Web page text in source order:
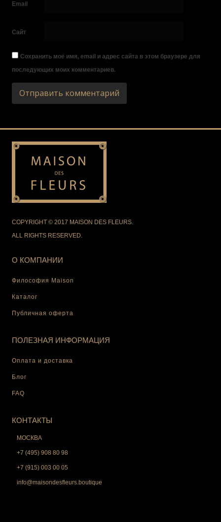
Email
Сайт
Сохранить моё имя, email и адрес сайта в этом браузере для
последующих моих комментариев.
COPYRIGHT © 2017 MAISON DES FLEURS.
ALL RIGHTS RESERVED.
О КОМПАНИИ
Философия Maison
Каталог
Публичная оферта
ПОЛЕЗНАЯ ИНФОРМАЦИЯ
Оплата и доставка
Блог
FAQ
КОНТАКТЫ
МОСКВА
+7 (495) 908 80 98
+7 (915) 003 00 05
info@maisondesfleurs.boutique